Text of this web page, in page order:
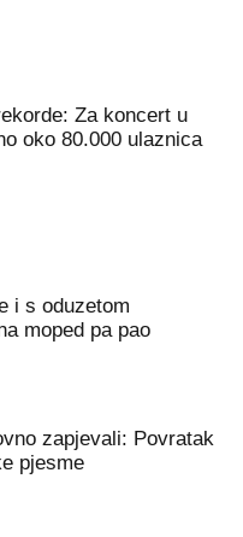
Za koncert u
oko 80.000 ulaznica
i s oduzetom
moped pa pao
zapjevali: Povratak
pjesme